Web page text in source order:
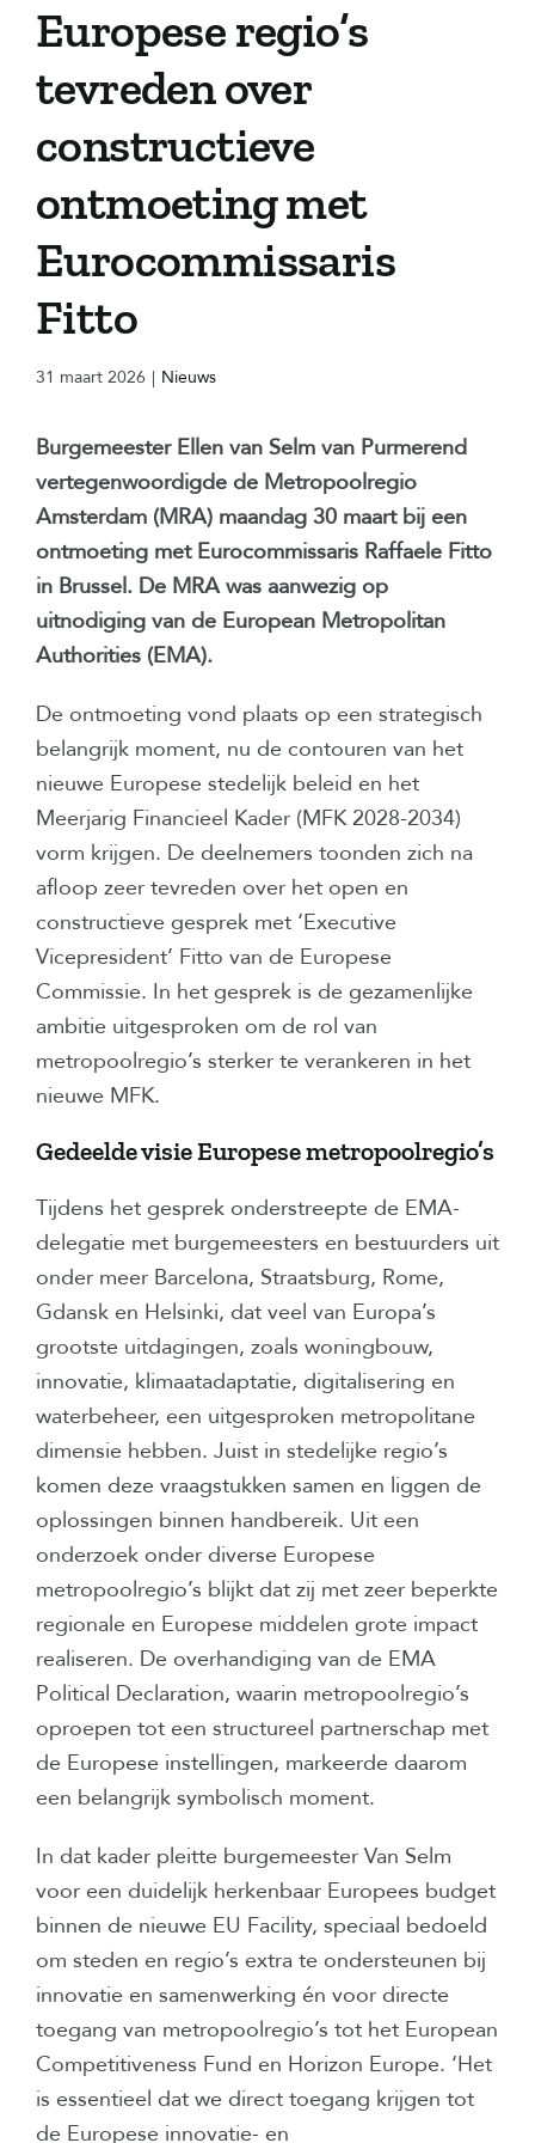
Europese regio’s
tevreden over
constructieve
ontmoeting met
Eurocommissaris
Fitto
31 maart 2026 | Nieuws
Burgemeester Ellen van Selm van Purmerend
vertegenwoordigde de Metropoolregio
Amsterdam (MRA) maandag 30 maart bij een
ontmoeting met Eurocommissaris Raffaele Fitto
in Brussel. De MRA was aanwezig op
uitnodiging van de European Metropolitan
Authorities (EMA).
De ontmoeting vond plaats op een strategisch
belangrijk moment, nu de contouren van het
nieuwe Europese stedelijk beleid en het
Meerjarig Financieel Kader (MFK 2028-2034)
vorm krijgen. De deelnemers toonden zich na
afloop zeer tevreden over het open en
constructieve gesprek met ‘Executive
Vicepresident’ Fitto van de Europese
Commissie. In het gesprek is de gezamenlijke
ambitie uitgesproken om de rol van
metropoolregio’s sterker te verankeren in het
nieuwe MFK.
Gedeelde visie Europese metropoolregio’s
Tijdens het gesprek onderstreepte de EMA-
delegatie met burgemeesters en bestuurders uit
onder meer Barcelona, Straatsburg, Rome,
Gdansk en Helsinki, dat veel van Europa’s
grootste uitdagingen, zoals woningbouw,
innovatie, klimaatadaptatie, digitalisering en
waterbeheer, een uitgesproken metropolitane
dimensie hebben. Juist in stedelijke regio’s
komen deze vraagstukken samen en liggen de
oplossingen binnen handbereik. Uit een
onderzoek onder diverse Europese
metropoolregio’s blijkt dat zij met zeer beperkte
regionale en Europese middelen grote impact
realiseren. De overhandiging van de EMA
Political Declaration, waarin metropoolregio’s
oproepen tot een structureel partnerschap met
de Europese instellingen, markeerde daarom
een belangrijk symbolisch moment.
In dat kader pleitte burgemeester Van Selm
voor een duidelijk herkenbaar Europees budget
binnen de nieuwe EU Facility, speciaal bedoeld
om steden en regio’s extra te ondersteunen bij
innovatie en samenwerking én voor directe
toegang van metropoolregio’s tot het European
Competitiveness Fund en Horizon Europe. ‘Het
is essentieel dat we direct toegang krijgen tot
de Europese innovatie- en